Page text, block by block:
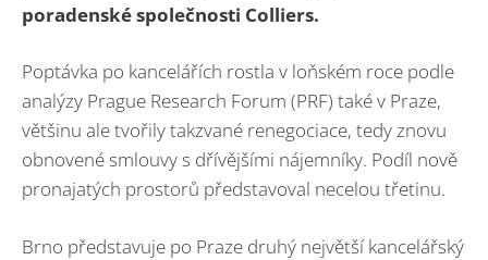
poradenské společnosti Colliers.
Poptávka po kancelářích rostla v loňském roce podle
analýzy Prague Research Forum (PRF) také v Praze,
většinu ale tvořily takzvané renegociace, tedy znovu
obnovené smlouvy s dřívějšími nájemníky. Podíl nově
pronajatých prostorů představoval necelou třetinu.
Brno představuje po Praze druhý největší kancelářský